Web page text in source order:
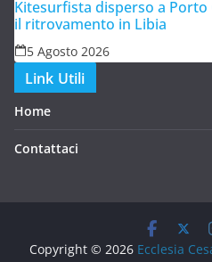
Kitesurfista disperso a Porto
il ritrovamento in Libia
5 Agosto 2026
Link Utili
Home
Contattaci
Copyright © 2026 Ecclesia